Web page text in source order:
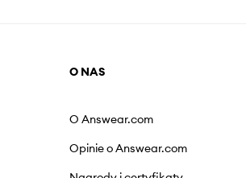
O NAS
O Answear.com
Opinie o Answear.com